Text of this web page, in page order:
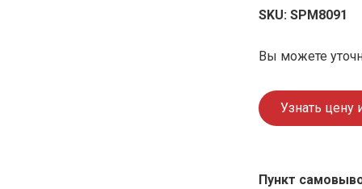
SKU: SPM8091
Вы можете
Узнать цену
Пункт